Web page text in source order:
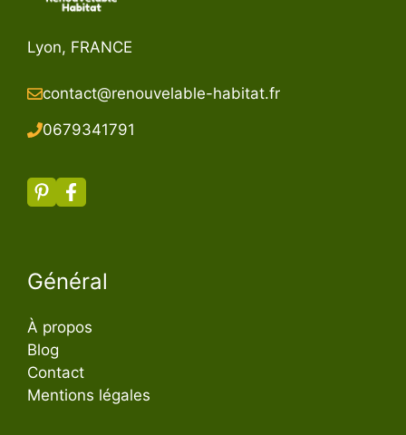
Lyon, FRANCE
contact@renouvelable-habitat.fr
0679341791
Général
À propos
Blog
Contact
Mentions légales